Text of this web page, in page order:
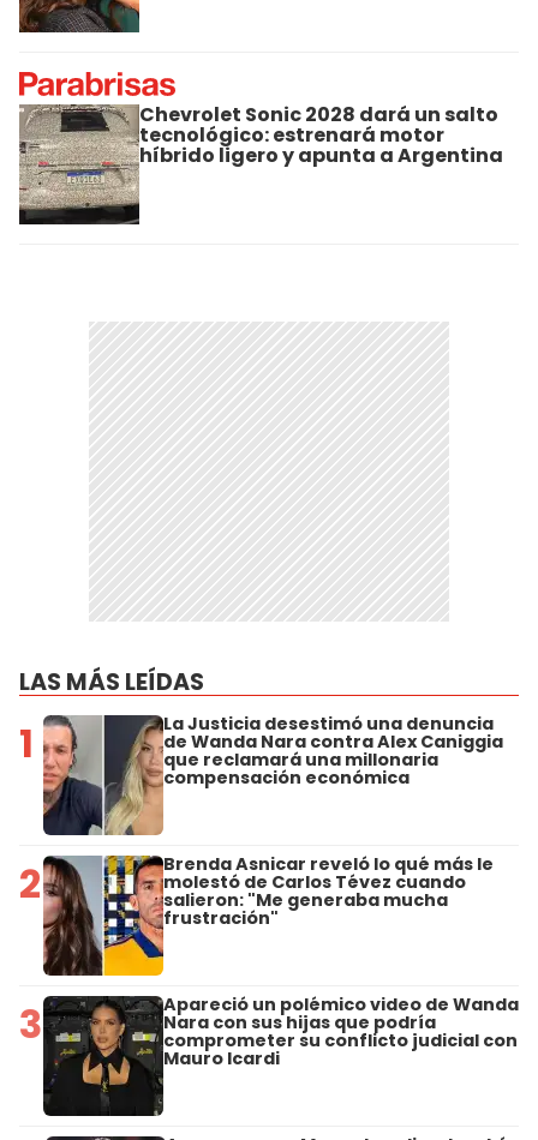
Chevrolet Sonic 2028 dará un salto
tecnológico: estrenará motor
híbrido ligero y apunta a Argentina
LAS MÁS LEÍDAS
1 La Justicia desestimó una denuncia
de Wanda Nara contra Alex Caniggia
que reclamará una millonaria
compensación económica
2 Brenda Asnicar reveló lo qué más le
molestó de Carlos Tévez cuando
salieron: "Me generaba mucha
frustración"
3 Apareció un polémico video de Wanda
Nara con sus hijas que podría
comprometer su conflicto judicial con
Mauro Icardi